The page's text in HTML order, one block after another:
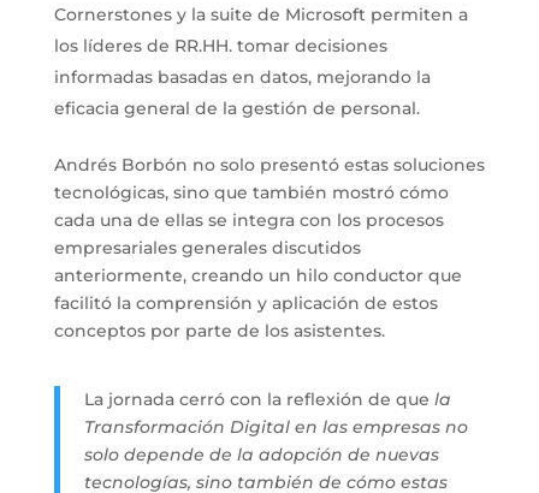
Cornerstones y la suite de Microsoft permiten a
los líderes de RR.HH. tomar decisiones
informadas basadas en datos, mejorando la
eficacia general de la gestión de personal.
Andrés Borbón no solo presentó estas soluciones
tecnológicas, sino que también mostró cómo
cada una de ellas se integra con los procesos
empresariales generales discutidos
anteriormente, creando un hilo conductor que
facilitó la comprensión y aplicación de estos
conceptos por parte de los asistentes.
La jornada cerró con la reflexión de que la
Transformación Digital en las empresas no
solo depende de la adopción de nuevas
tecnologías, sino también de cómo estas